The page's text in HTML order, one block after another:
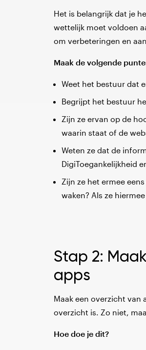
Het is belangrijk dat je
wettelijk moet voldoen
om verbeteringen en
Maak de volgende
Weet het bestuur dat
Begrijpt het bestuur
Zijn ze ervan op de
waarin staat of de
Weten ze dat de
DigiToegankelijkheid
Zijn ze het ermee
waken? Als ze
Stap 2:
apps
Maak een overzicht van
overzicht is. Zo niet,
Hoe doe je dit?